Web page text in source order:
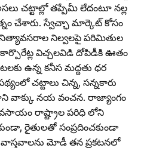
చట్టాల్లో తప్పేమీ లేదంటూ నల్ల
చేశారు. స్వేచ్ఛా మార్కెట్‌ కోసం
నిత్యావసరాల నిల్వలపై పరిమితుల
కార్పొరేట్ల విచ్చలవిడి దోపిడీకి ఊతం
ఉన్న కనీస మద్దతు ధర
చట్టాలు చిన్న, సన్నకారు
వాక్కు నయ వంచన. రాజ్యాంగం
రాష్ట్రాల పరిధి లోని
రైతులతో సంప్రదించకుండా
వాస్తవాలను మోడీ తన ప్రకటనలో